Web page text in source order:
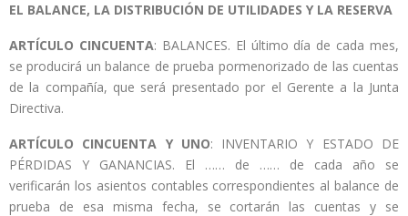
EL BALANCE, LA DISTRIBUCIÓN DE UTILIDADES Y LA RESERVA
ARTÍCULO CINCUENTA: BALANCES. El último día de cada mes,
se producirá un balance de prueba pormenorizado de las cuentas
de la compañía, que será presentado por el Gerente a la Junta
Directiva.
ARTÍCULO CINCUENTA Y UNO: INVENTARIO Y ESTADO DE
PÉRDIDAS Y GANANCIAS. El …… de …… de cada año se
verificarán los asientos contables correspondientes al balance de
prueba de esa misma fecha, se cortarán las cuentas y se